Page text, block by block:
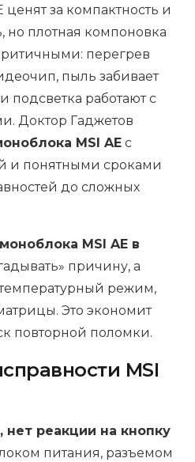
за компактность и
но плотная компоновка
перегрев
пыль забивает
подсветка работают с
Доктор Гаджетов
MSI AE с
и понятными сроками
до сложных
MSI AE в
причину, а
режим,
Это экономит
повторной поломки.
MSI
нет реакции на кнопку
питания, разъемом